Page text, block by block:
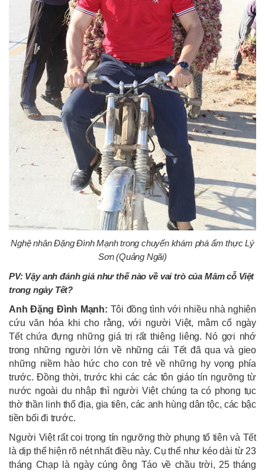
Nghệ nhân Đặng Đình Mạnh trong chuyến khám phá ẩm thực Lý
Sơn (Quảng Ngãi)
PV: Vậy anh đánh giá như thế nào về vai trò của Mâm cỗ Việt
trong ngày Tết?
Anh Đặng Đình Mạnh: Tôi đồng tình với nhiều nhà nghiên
cứu văn hóa khi cho rằng, với người Việt, mâm cổ ngày
Tết chứa đựng những giá trị rất thiêng liêng. Nó gợi nhớ
trong những người lớn về những cái Tết đã qua và gieo
những niềm hào hức cho con trẻ về những hy vọng phía
trước. Đồng thời, trước khi các các tôn giáo tín ngưỡng từ
nước ngoài du nhập thì người Việt chúng ta có phong tục
thờ thần linh thổ địa, gia tiên, các anh hùng dân tộc, các bậc
tiền bối đi trước.
Người Việt rất coi trọng tín ngưỡng thờ phụng tổ tiên và Tết
là dịp thể hiện rõ nét nhất điều này. Cụ thể như kéo dài từ 23
tháng Chạp là ngày cúng ông Táo về chầu trời, 25 tháng